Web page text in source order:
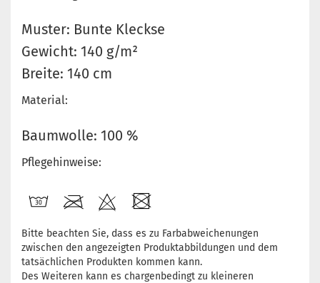
Muster: Bunte Kleckse
Gewicht: 140 g/m²
Breite: 140 cm
Material:
Baumwolle: 100 %
Pflegehinweise:
Bitte beachten Sie, dass es zu Farbabweichenungen
zwischen den angezeigten Produktabbildungen und dem
tatsächlichen Produkten kommen kann.
Des Weiteren kann es chargenbedingt zu kleineren